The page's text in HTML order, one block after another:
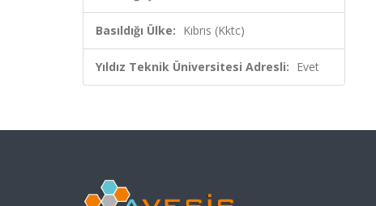
Basıldığı Ülke: Kıbrıs (Kktc)
Yıldız Teknik Üniversitesi Adresli: Evet